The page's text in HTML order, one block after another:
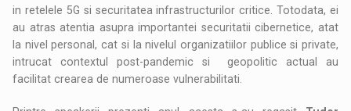
in retelele 5G si securitatea infrastructurilor critice. Totodata, ei
au atras atentia asupra importantei securitatii cibernetice, atat
la nivel personal, cat si la nivelul organizatiilor publice si private,
intrucat contextul post-pandemic si geopolitic actual au
facilitat crearea de numeroase vulnerabilitati.